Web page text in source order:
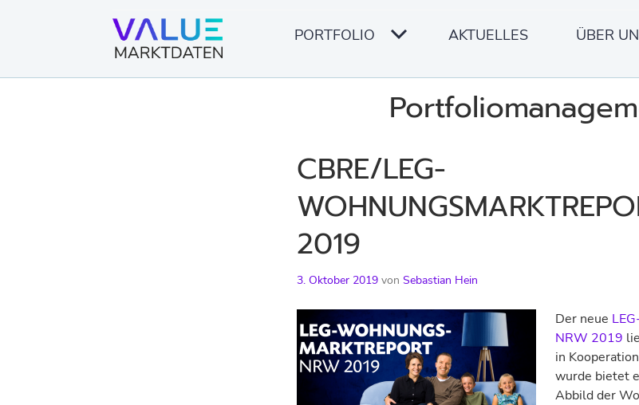
PORTFOLIO AKTUELLES ÜBER
CBRE/LEG-
2019
3. Oktober 2019 von Sebastian Hein
Der neue
NRW 2019
in
wurde bietet
Abbild der